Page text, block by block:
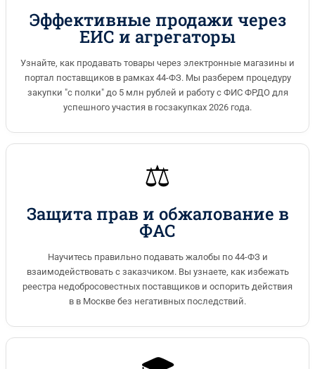
Эффективные продажи через
ЕИС и агрегаторы
Узнайте, как продавать товары через электронные магазины и
портал поставщиков в рамках 44-ФЗ. Мы разберем процедуру
закупки "с полки" до 5 млн рублей и работу с ФИС ФРДО для
успешного участия в госзакупках 2026 года.
⚖️
Защита прав и обжалование в
ФАС
Научитесь правильно подавать жалобы по 44-ФЗ и
взаимодействовать с заказчиком. Вы узнаете, как избежать
реестра недобросовестных поставщиков и оспорить действия
в в Москве без негативных последствий.